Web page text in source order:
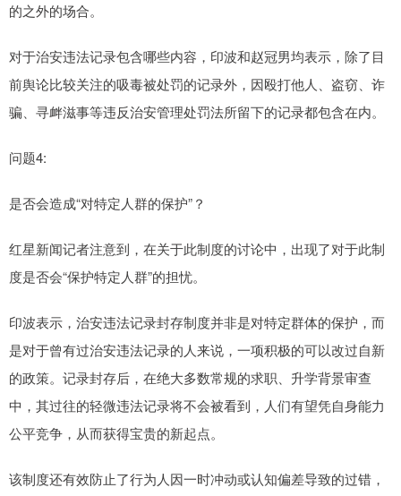
的之外的场合。
对于治安违法记录包含哪些内容，印波和赵冠男均表示，除了目
前舆论比较关注的吸毒被处罚的记录外，因殴打他人、盗窃、诈
骗、寻衅滋事等违反治安管理处罚法所留下的记录都包含在内。
问题4:
是否会造成“对特定人群的保护”？
红星新闻记者注意到，在关于此制度的讨论中，出现了对于此制
度是否会“保护特定人群”的担忧。
印波表示，治安违法记录封存制度并非是对特定群体的保护，而
是对于曾有过治安违法记录的人来说，一项积极的可以改过自新
的政策。记录封存后，在绝大多数常规的求职、升学背景审查
中，其过往的轻微违法记录将不会被看到，人们有望凭自身能力
公平竞争，从而获得宝贵的新起点。
该制度还有效防止了行为人因一时冲动或认知偏差导致的过错，